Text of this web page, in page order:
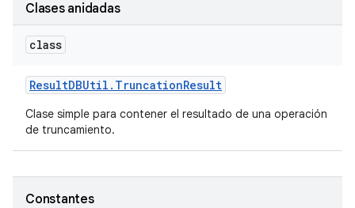
Clases anidadas
class
ResultDBUtil . TruncationResult
Clase simple para contener el resultado de una operación
de truncamiento.
Constantes